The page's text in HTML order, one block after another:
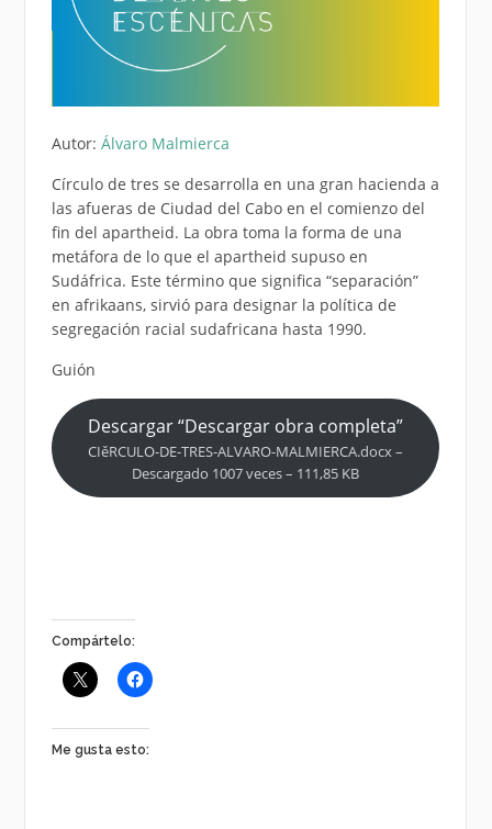
Autor: Álvaro Malmierca
Círculo de tres se desarrolla en una gran hacienda a
las afueras de Ciudad del Cabo en el comienzo del
fin del apartheid. La obra toma la forma de una
metáfora de lo que el apartheid supuso en
Sudáfrica. Este término que significa “separación”
en afrikaans, sirvió para designar la política de
segregación racial sudafricana hasta 1990.
Guión
Descargar “Descargar obra completa”
CIěRCULO-DE-TRES-ALVARO-MALMIERCA.docx –
Descargado 1007 veces – 111,85 KB
Compártelo:
Me gusta esto: